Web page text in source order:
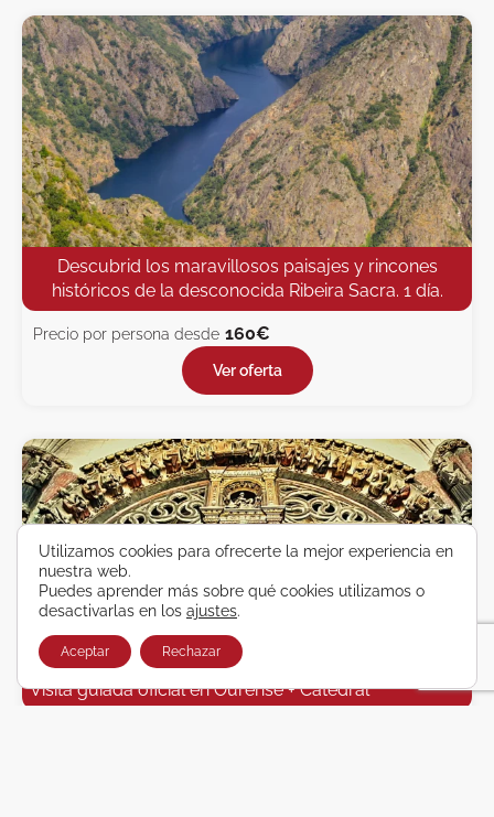
Descubrid los maravillosos paisajes y rincones
históricos de la desconocida Ribeira Sacra. 1 día.
Precio por persona desde 160€
Ver oferta
Visita guiada oficial en Ourense + Catedral
Utilizamos cookies para ofrecerte la mejor experiencia en
nuestra web.
Puedes aprender más sobre qué cookies utilizamos o
desactivarlas en los ajustes.
Aceptar Rechazar